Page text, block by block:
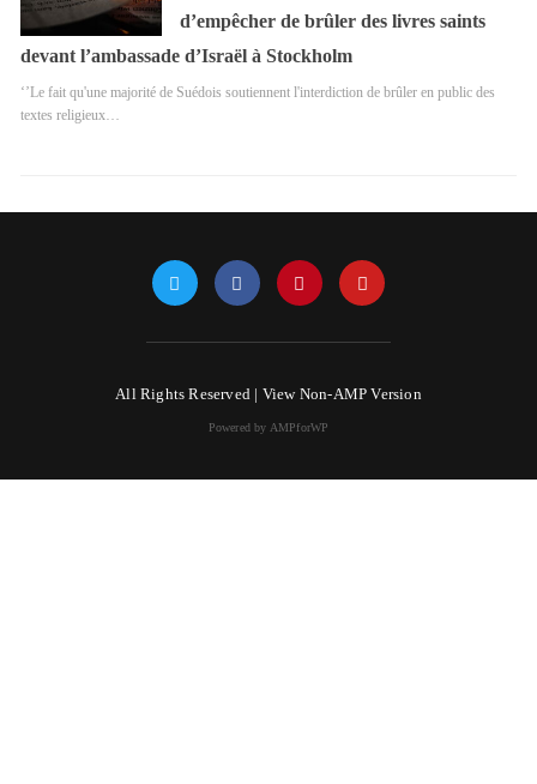
d’empêcher de brûler des livres saints
devant l’ambassade d’Israël à Stockholm
‘’Le fait qu'une majorité de Suédois soutiennent l'interdiction de brûler en public des
textes religieux…
All Rights Reserved | View Non-AMP Version
Powered by AMPforWP